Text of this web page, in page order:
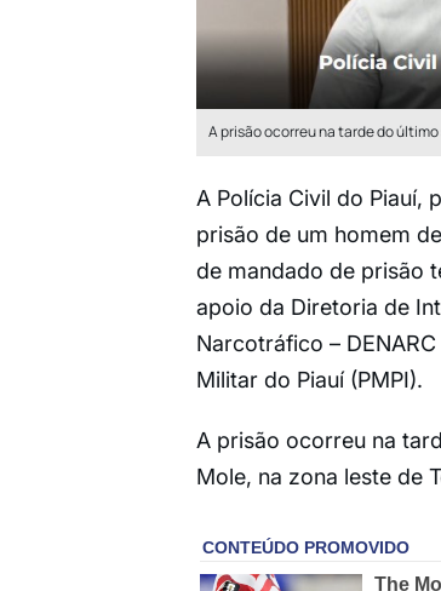
A prisão ocorreu na tarde do
A Polícia Civil do Piauí,
prisão de um homem
de mandado de prisão
apoio da Diretoria de
Narcotráfico –
Militar do Piauí (PMPI).
A prisão ocorreu na
Mole, na zona leste de